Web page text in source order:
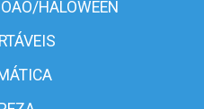
HALOWEEN